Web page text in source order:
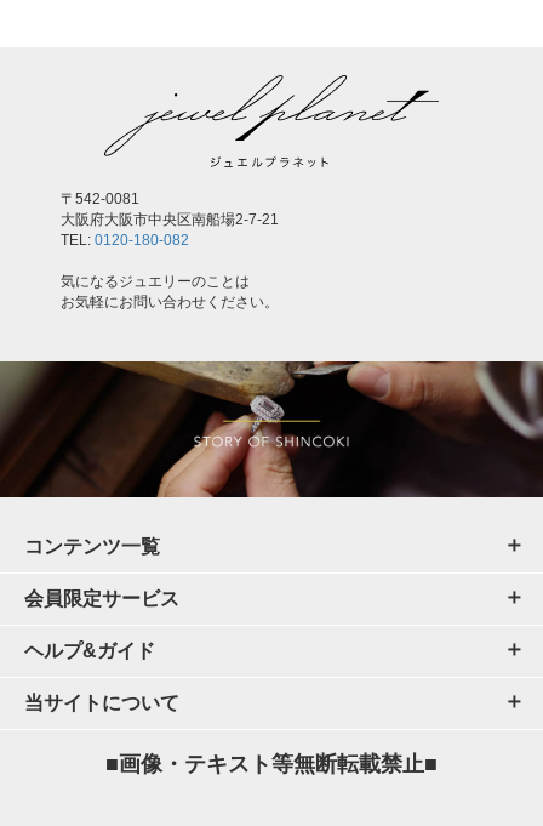
〒542-0081
大阪府大阪市中央区南船場2-7-21
TEL: 0120-180-082
気になるジュエリーのことは
お気軽にお問い合わせください。
コンテンツ一覧
会員限定サービス
ヘルプ&ガイド
当サイトについて
■画像・テキスト等無断転載禁止■